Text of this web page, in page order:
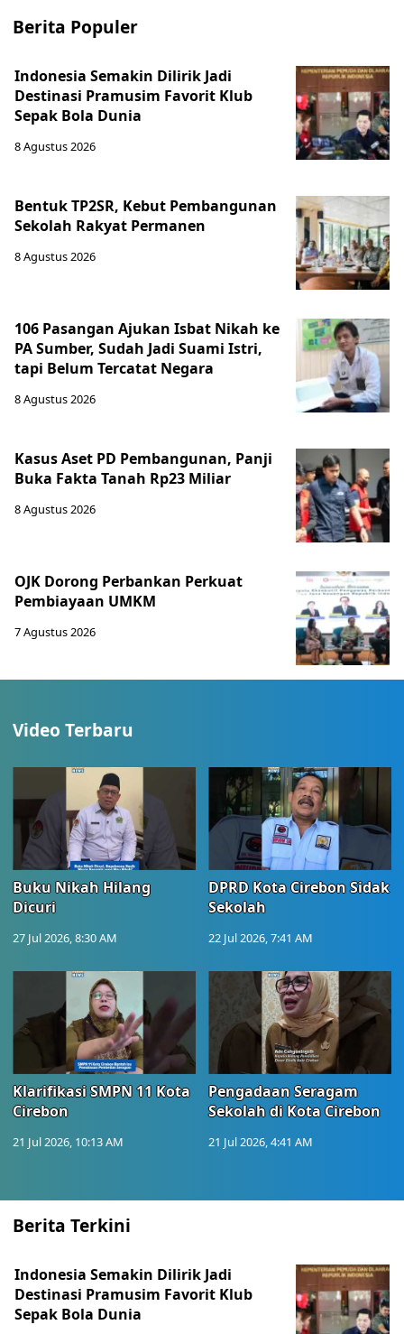
Berita Populer
Indonesia Semakin Dilirik Jadi
Destinasi Pramusim Favorit Klub
Sepak Bola Dunia
8 Agustus 2026
Bentuk TP2SR, Kebut Pembangunan
Sekolah Rakyat Permanen
8 Agustus 2026
106 Pasangan Ajukan Isbat Nikah ke
PA Sumber, Sudah Jadi Suami Istri,
tapi Belum Tercatat Negara
8 Agustus 2026
Kasus Aset PD Pembangunan, Panji
Buka Fakta Tanah Rp23 Miliar
8 Agustus 2026
OJK Dorong Perbankan Perkuat
Pembiayaan UMKM
7 Agustus 2026
Video Terbaru
Buku Nikah Hilang
Dicuri
27 Jul 2026, 8:30 AM
DPRD Kota Cirebon Sidak
Sekolah
22 Jul 2026, 7:41 AM
Klarifikasi SMPN 11 Kota
Cirebon
21 Jul 2026, 10:13 AM
Pengadaan Seragam
Sekolah di Kota Cirebon
21 Jul 2026, 4:41 AM
Berita Terkini
Indonesia Semakin Dilirik Jadi
Destinasi Pramusim Favorit Klub
Sepak Bola Dunia